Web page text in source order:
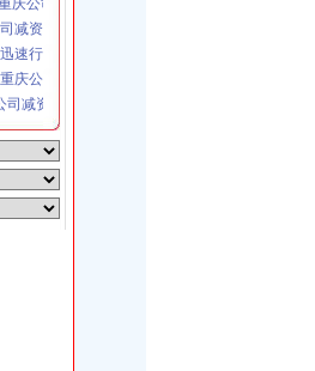
庆公司减资规则计划人员公示（第一批）
减资内涝灾害Ⅳ级防御响应
速行动筑牢强降雨安全防线
庆公司减资代办贷款突破7.48亿元
减资规则守护外卖食品安全